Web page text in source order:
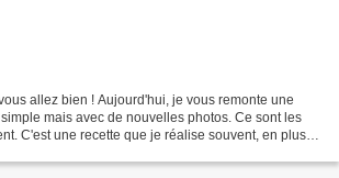
allez bien ! Aujourd'hui, je vous remonte une
mais avec de nouvelles photos. Ce sont les
C'est une recette que je réalise souvent, en plus